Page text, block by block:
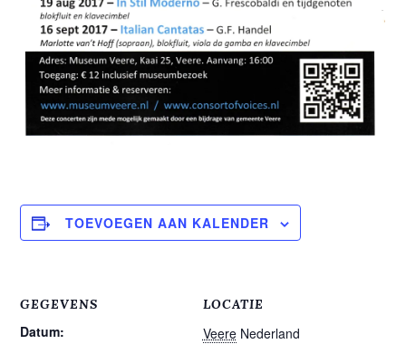
TOEVOEGEN AAN KALENDER
GEGEVENS
Datum:
LOCATIE
Veere Nederland